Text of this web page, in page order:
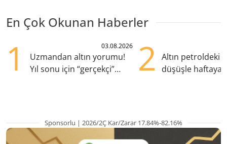
En Çok Okunan Haberler
1 03.08.2026
Uzmandan altın yorumu!
Yıl sonu için “gerçekçi”
2
Altın petroldeki
düşüşle haftaya
Sponsorlu | 2026/2Ç Kar/Zarar 17.84%-82.16%